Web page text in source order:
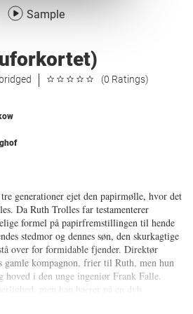
Sample
(0 Ratings)
generationer ejet den papirmølle, hvor det
Da Ruth Trolles far testamenterer
formel på papirfremstillingen til hende
stedmor og dennes søn, den skurkagtige
over for formidable fjender. Direktør
gamle kompagnon, frier til Ruth, men hun
hoved i den unge ingeniør Frank Falle.
men han baerer på en dyb
indgår i et fantastisk vaeddemål om